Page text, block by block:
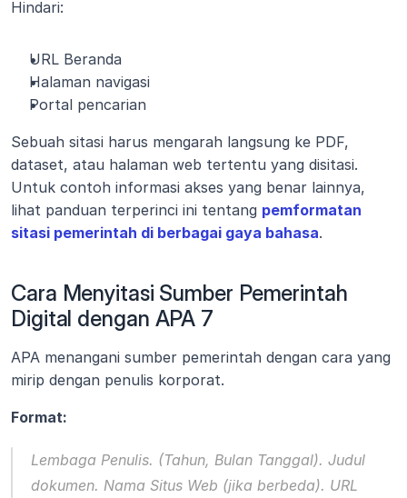
Hindari:
URL Beranda
Halaman navigasi
Portal pencarian
Sebuah sitasi harus mengarah langsung ke PDF,
dataset, atau halaman web tertentu yang disitasi.
Untuk contoh informasi akses yang benar lainnya,
lihat panduan terperinci ini tentang pemformatan
sitasi pemerintah di berbagai gaya bahasa.
Cara Menyitasi Sumber Pemerintah
Digital dengan APA 7
APA menangani sumber pemerintah dengan cara yang
mirip dengan penulis korporat.
Format:
Lembaga Penulis. (Tahun, Bulan Tanggal). Judul
dokumen. Nama Situs Web (jika berbeda). URL